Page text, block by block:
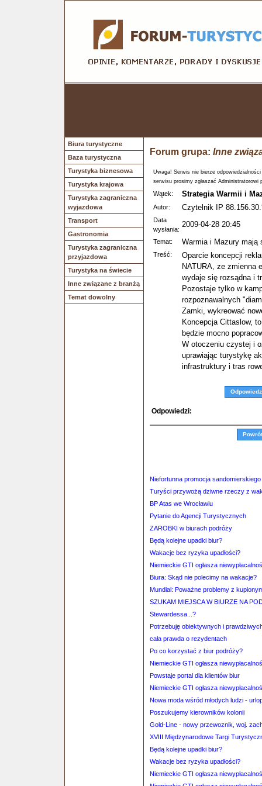
Biura turystyczne
Baza turystyczna
Turystyka biznesowa
Turystyka krajowa
Turystyka zagraniczna
wyjazdowa
Transport
Gastronomia
Turystyka zagraniczna
przyjazdowa
Turystyka na świecie
Inne związane z branżą
Temat dowolny
Forum grupa: Inne
Uwaga! Serwis nie bierze
serwisu prosimy zgłaszać Administratorowi
Wątek: Strategia Warmii i
Autor: Czytelnik IP
Data
wysłania:
2009-04-28 20:45
Temat: Warmia i Mazury mają
Treść:
Oparcie koncepcji
NATURA, ze zmienna
wydaje się rozsądna i
Pozostaje tylko w
rozpoznawalnych
Zamki, wykreować
Koncepcja Cittaslow,
będzie mocno
W otoczeniu czystej i
uprawiając turystykę
infrastruktury i tras
Odpowiedz
Odpowiedzi:
Niefortunna promocja
Turyści przywożą dziwne rzeczy z
BP Atas we Wrocławiu
Pytanie do Agencji Turystycznych
ZAROBKI w biurach podróży
Będą kolejne upadki biur?
Wakacje bez ryzyka upadłości?
Niemieckie GTI ogłasza
Biura: Skąd nie polecimy na wakacje?
Mundial: Poważne problemy z
SZUKAM MIEJSCA W BIURZE NA
Stewardessa...?
Potrzebuję obiektywnych i
cała prawda o rezydentach
Po co korzystać z biur podróży?
Niemieckie GTI ogłasza
Powstaje portal dla klientów biur
Niemieckie GTI ogłasza
Nowa moda wśród młodych ludzi -
Poszukujemy kierowników kolonii
Gold-Line - nowy przewoznik, woj.
XVIII Międzynarodowe Targi
Będą kolejne upadki biur?
Wakacje bez ryzyka upadłości?
Niemieckie GTI ogłasza